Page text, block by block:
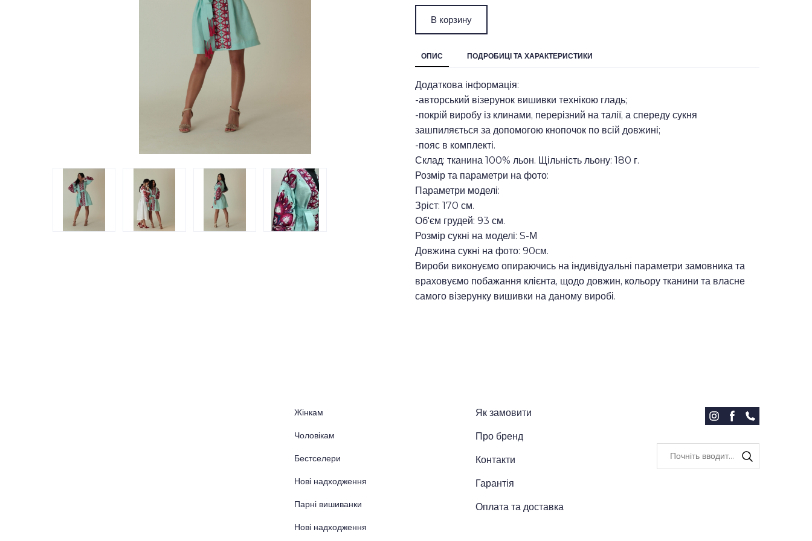
В корзину
ОПИС ПОДРОБИЦІ ТА ХАРАКТЕРИСТИКИ
Додаткова інформація:
-авторський візерунок вишивки технікою гладь;
-покрій виробу із клинами, перерізний на талії, а спереду сукня
зашпиляється за допомогою кнопочок по всій довжині;
-пояс в комплекті.
Склад: тканина 100% льон. Щільність льону: 180 г.
Розмір та параметри на фото:
Параметри моделі:
Зріст: 170 см.
Об'єм грудей: 93 см.
Розмір сукні на моделі: S-М
Довжина сукні на фото: 90см.
Вироби виконуємо опираючись на індивідуальні параметри замовника та
враховуємо побажання клієнта, щодо довжин, кольору тканини та власне
самого візерунку вишивки на даному виробі.
Жінкам
Чоловікам
Бестселери
Нові надходження
Парні вишиванки
Нові надходження
Як замовити
Про бренд
Контакти
Гарантія
Оплата та доставка